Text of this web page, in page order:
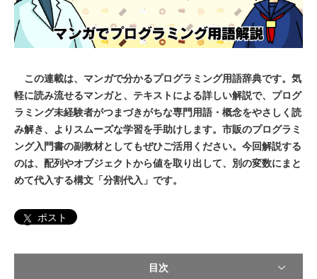
この連載は、マンガで分かるプログラミング用語辞典です。気
軽に読み流せるマンガと、テキストによる詳しい解説で、プログ
ラミング未経験者がつまづきがちな専門用語・概念をやさしく読
み解き、よりスムーズな学習を手助けします。市販のプログラミ
ング入門書の副教材としてもぜひご活用ください。今回解説する
のは、配列やオブジェクトから値を取り出して、別の変数にまと
めて代入する構文「分割代入」です。
ポスト
目次